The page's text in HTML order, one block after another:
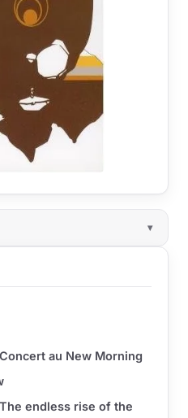
au New Morning
endless rise of the